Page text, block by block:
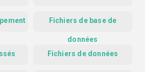
Fichiers de base de
données
Fichiers de données